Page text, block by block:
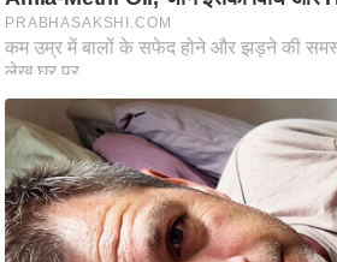
वि
श्ले
ष
ण
स
म
सा
म